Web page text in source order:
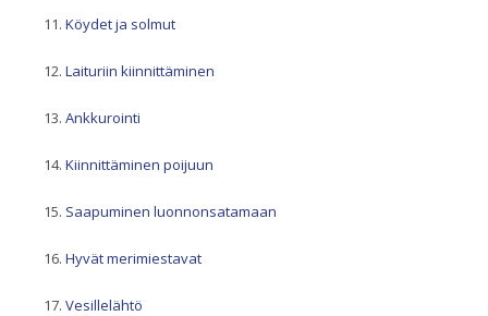
Köydet ja solmut
Laituriin kiinnittäminen
Ankkurointi
Kiinnittäminen poijuun
Saapuminen luonnonsatamaan
Hyvät merimiestavat
Vesillelähtö